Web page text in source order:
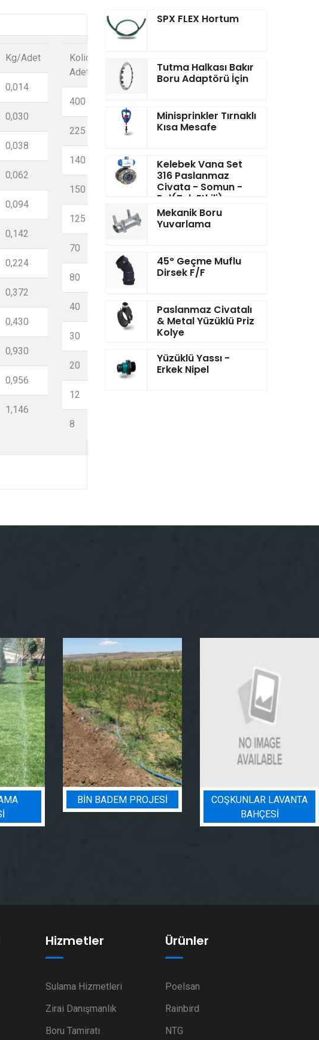
Kg/Adet
0,014
0,030
0,038
0,062
0,094
0,142
0,224
0,372
0,430
0,930
0,956
1,146
Kolideki
Adet
400
225
140
150
125
70
80
40
30
20
12
8
16
16
SPX FLEX Hortum
Tutma Halkası Bakır
Boru Adaptörü İçin
Minisprinkler Tırnaklı
Kısa Mesafe
Kelebek Vana Set
316 Paslanmaz
Civata - Somun -
Pul(Tek Etkili)
Mekanik Boru
Yuvarlama
45° Geçme Muflu
Dirsek F/F
Paslanmaz Civatalı
& Metal Yüzüklü Priz
Kolye
Yüzüklü Yassı -
Erkek Nipel
BIN BADEM PROJESI
COŞKUNLAR LAVANTA
BAHÇESİ
Hizmetler
Sulama Hizmetleri
Zirai Danışmanlık
Boru Tamiratı
Ürünler
Poelsan
Rainbird
NTG